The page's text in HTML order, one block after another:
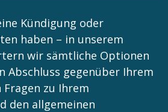
Kündigung oder
haben – in unserem
wir sämtliche Optionen
Abschluss gegenüber Ihrem
zu Ihrem
den allgemeinen